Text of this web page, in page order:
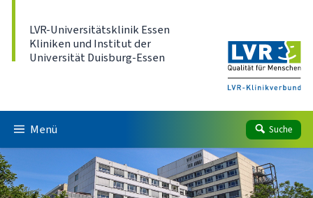
LVR-Universitätsklinik Essen
Kliniken und Institut der
Universität Duisburg-Essen
Menü Suche